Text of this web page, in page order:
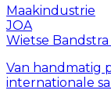
Maakindustrie
JOA
Wietse Bandstra
Van handmatig
internationale